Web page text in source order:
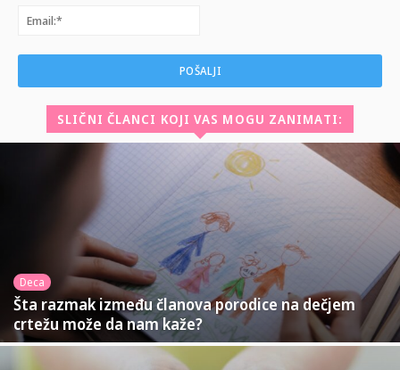
SLIČNI ČLANCI KOJI VAS MOGU ZANIMATI:
Deca
Šta razmak između članova porodice na dečjem
crtežu može da nam kaže?